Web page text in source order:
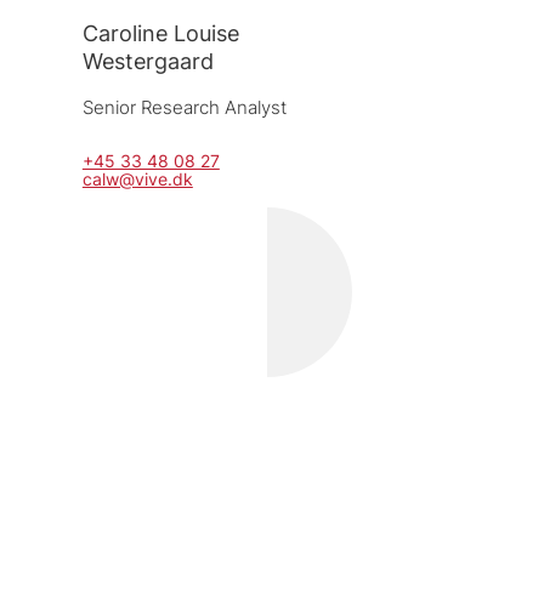
Caroline Louise
Westergaard
Senior Research Analyst
+45 33 48 08 27
calw@vive.dk